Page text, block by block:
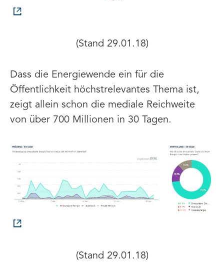
(Stand 29.01.18)
Dass die Energiewende ein für die
Öffentlichkeit höchstrelevantes Thema ist,
zeigt allein schon die mediale Reichweite
von über 700 Millionen in 30 Tagen.
(Stand 29.01.18)